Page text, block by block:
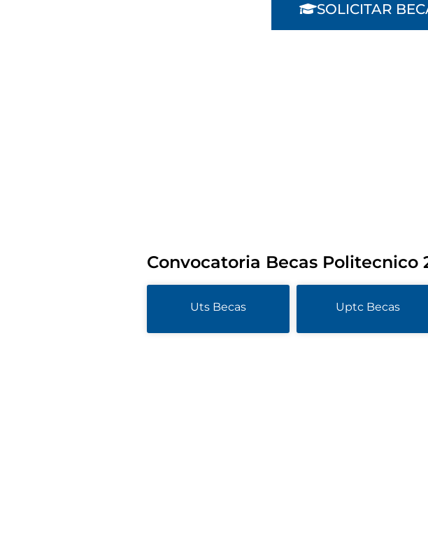
SOLICITAR
Convocatoria Becas Politecnico
Uts Becas Uptc Becas